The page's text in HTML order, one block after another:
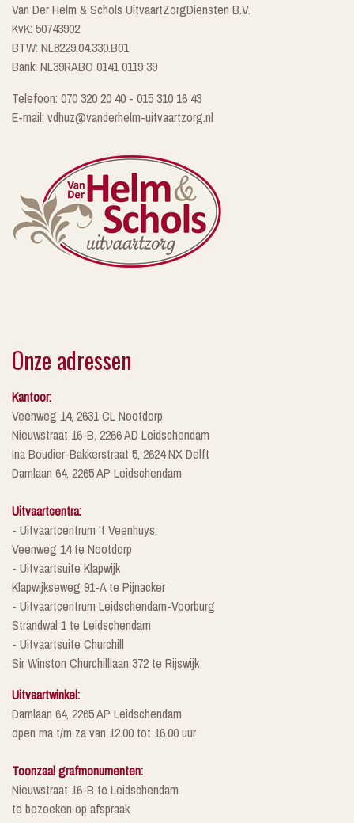
Van Der Helm & Schols UitvaartZorgDiensten B.V.
KvK: 50743902
BTW: NL8229.04.330.B01
Bank: NL39RABO 0141 0119 39
Telefoon: 070 320 20 40 - 015 310 16 43
E-mail: vdhuz@vanderhelm-uitvaartzorg.nl
Onze adressen
Kantoor:
Veenweg 14, 2631 CL Nootdorp
Nieuwstraat 16-B, 2266 AD Leidschendam
Ina Boudier-Bakkerstraat 5, 2624 NX Delft
Damlaan 64, 2265 AP Leidschendam
Uitvaartcentra:
- Uitvaartcentrum 't Veenhuys,
Veenweg 14 te Nootdorp
- Uitvaartsuite Klapwijk
Klapwijkseweg 91-A te Pijnacker
- Uitvaartcentrum Leidschendam-Voorburg
Strandwal 1 te Leidschendam
- Uitvaartsuite Churchill
Sir Winston Churchilllaan 372 te Rijswijk
Uitvaartwinkel:
Damlaan 64, 2265 AP Leidschendam
open ma t/m za van 12.00 tot 16.00 uur
Toonzaal grafmonumenten:
Nieuwstraat 16-B te Leidschendam
te bezoeken op afspraak